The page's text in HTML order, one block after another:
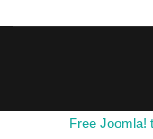
Free Joomla!